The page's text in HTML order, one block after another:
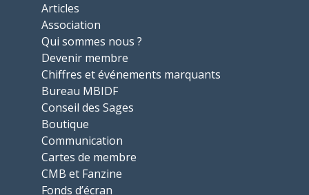
Articles
Association
Qui sommes nous ?
Devenir membre
Chiffres et événements marquants
Bureau MBIDF
Conseil des Sages
Boutique
Communication
Cartes de membre
CMB et Fanzine
Fonds d’écran